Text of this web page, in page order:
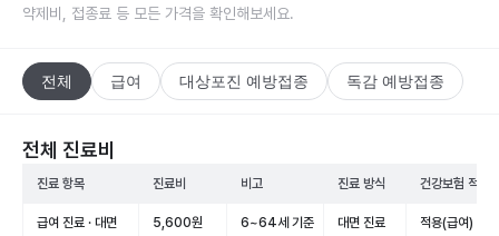
약제비, 접종료 등 모든 가격을 확인해보세요.
전체 급여 대상포진 예방접종 독감 예방접종
전체 진료비
진료 항목 진료비 비고 진료 방식 건강보험 적용
급여 진료 · 대면 5,600원 6~64세 기준 대면 진료 적용(급여)